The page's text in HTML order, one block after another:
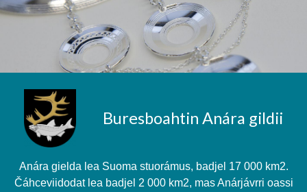
Buresboahtin Anára gildii
Anára gielda lea Suoma stuorámus, badjel 17 000 km2.
Čáhceviidodat lea badjel 2 000 km2, mas Anárjávrri oassi